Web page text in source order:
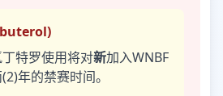
特罗使用将对新加入WNBF
年的禁赛时间。